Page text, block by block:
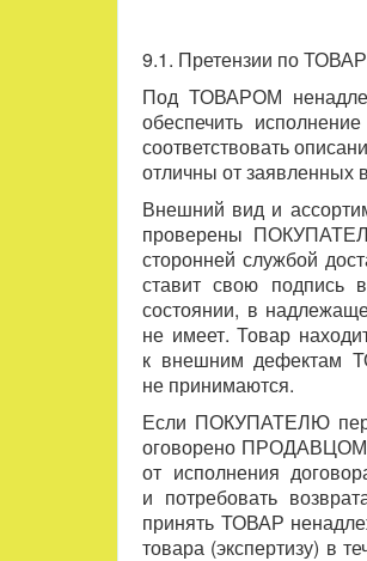
9.1. Претензии по
Под ТОВАРОМ
обеспечить
соответствовать
отличны от
Внешний вид и
проверены
сторонней службой
ставит свою подпись
состоянии, в
не имеет. Товар
к внешним дефектам
не принимаются.
Если ПОКУПАТЕЛЮ
оговорено
от исполнения
и потребовать
принять ТОВАР
товара (экспертизу) в